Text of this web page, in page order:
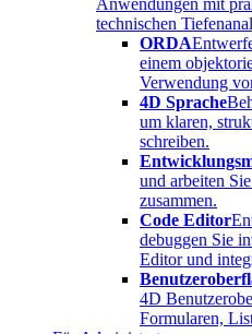
Anwendungen mit
technischen
ORDA
einem
Verwendung
4D Sprache
um klaren,
schreiben.
und arbeiten
zusammen.
Code Editor
debuggen Sie
Editor und
4D
Formularen,